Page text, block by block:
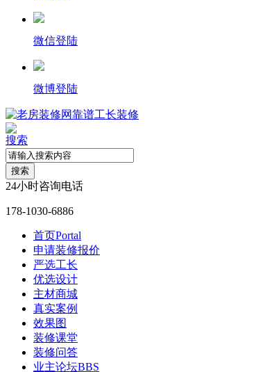
微信登陆
微博登陆
搜索
搜索
24小时咨询电话
178-1030-6886
首页Portal
申请装修报价
严选工长
优选设计
主材商城
真实案例
效果图
装修课堂
装修问答
业主论坛BBS